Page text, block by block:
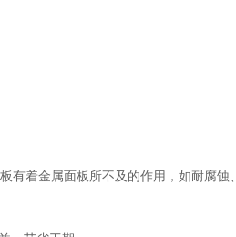
着金属面板所不及的作用，如耐腐蚀